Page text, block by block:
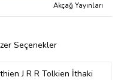
Akçağ Yayınları
Seçenekler
J R R Tolkien İthaki